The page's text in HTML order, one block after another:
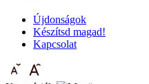
Újdonságok
Készítsd magad!
Kapcsolat